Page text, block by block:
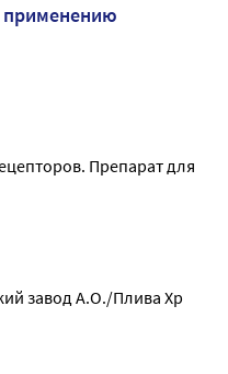
Препарат для
завод А.О./Плива Хр